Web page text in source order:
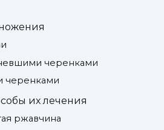
черенками
черенками
их лечения
ржавчина